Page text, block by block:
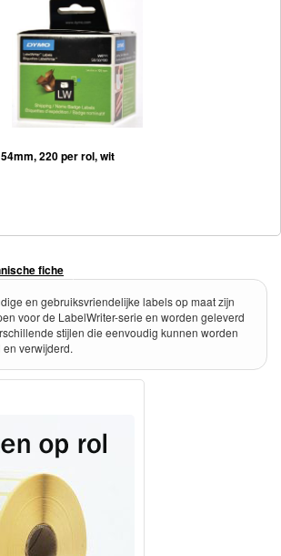
220 per rol, wit
fiche
en gebruiksvriendelijke labels op maat zijn
voor de LabelWriter-serie en worden geleverd
stijlen die eenvoudig kunnen worden
verwijderd.